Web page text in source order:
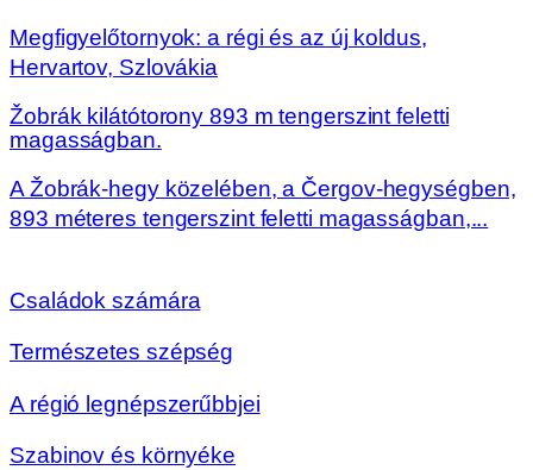
Megfigyelőtornyok: a régi és az új koldus,
Hervartov, Szlovákia
Žobrák kilátótorony 893 m tengerszint feletti
magasságban.
A Žobrák-hegy közelében, a Čergov-hegységben,
893 méteres tengerszint feletti magasságban,...
Családok számára
Természetes szépség
A régió legnépszerűbbjei
Szabinov és környéke